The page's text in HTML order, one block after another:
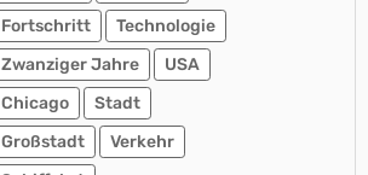
Fortschritt
Technologie
Zwanziger Jahre
USA
Chicago
Stadt
Großstadt
Verkehr